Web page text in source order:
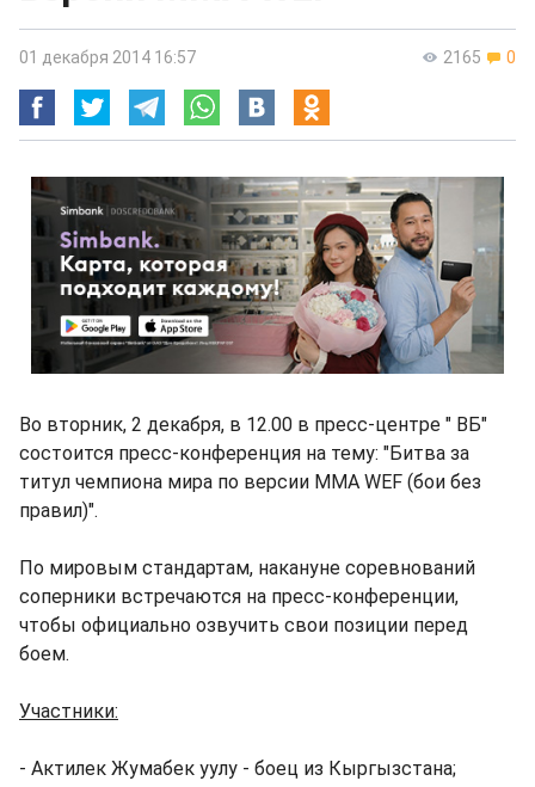
2165 0
01 декабря 2014 16:57
Во вторник, 2 декабря, в 12.00 в пресс-центре " ВБ"
состоится пресс-конференция на тему: "Битва за
титул чемпиона мира по версии ММА WEF (бои без
правил)".
По мировым стандартам, накануне соревнований
соперники встречаются на пресс-конференции,
чтобы официально озвучить свои позиции перед
боем.
Участники:
- Актилек Жумабек уулу - боец из Кыргызстана;